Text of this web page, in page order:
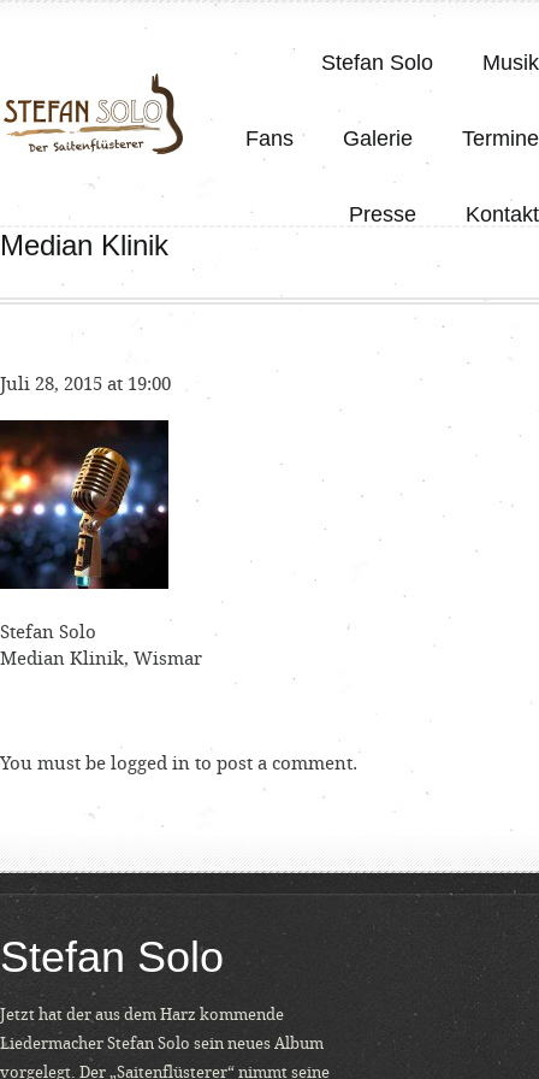
Stefan Solo Musik
Fans Galerie Termine
Presse Kontakt
Median Klinik
Juli 28, 2015 at 19:00
Stefan Solo
Median Klinik, Wismar
You must be logged in to post a comment.
Stefan Solo
Jetzt hat der aus dem Harz kommende
Liedermacher Stefan Solo sein neues Album
vorgelegt. Der „Saitenflüsterer“ nimmt seine